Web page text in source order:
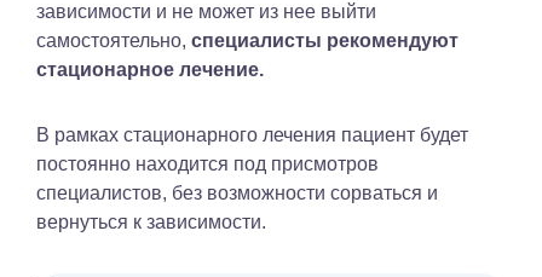
зависимости и не может из нее выйти
самостоятельно, специалисты рекомендуют
стационарное лечение.
В рамках стационарного лечения пациент будет
постоянно находится под присмотров
специалистов, без возможности сорваться и
вернуться к зависимости.